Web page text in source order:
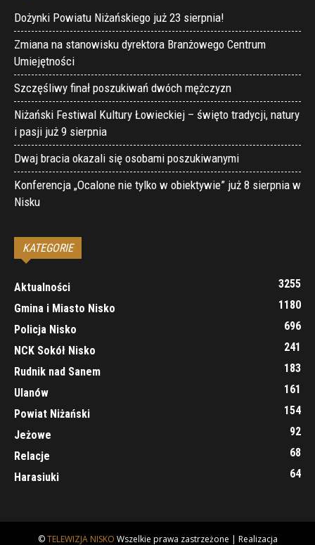
Dożynki Powiatu Niżańskiego już 23 sierpnia!
Zmiana na stanowisku dyrektora Branżowego Centrum
Umiejętności
Szczęśliwy finał poszukiwań dwóch mężczyzn
Niżański Festiwal Kultury Łowieckiej – święto tradycji, natury
i pasji już 9 sierpnia
Dwaj bracia okazali się osobami poszukiwanymi
Konferencja „Ocalone nie tylko w obiektywie” już 8 sierpnia w
Nisku
KATEGORIE
Aktualności
3255
Gmina i Miasto Nisko
1180
Policja Nisko
696
NCK Sokół Nisko
241
Rudnik nad Sanem
183
Ulanów
161
Powiat Niżański
154
Jeżowe
92
Relacje
68
Harasiuki
64
©TELEWIZJA NISKO Wszelkie prawa zastrzeżone | Realizacja